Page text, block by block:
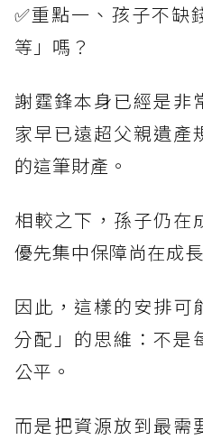
✅重點一、孩子不缺
等」嗎？
謝霆鋒本身已經是非
家早已遠超父親遺產
的這筆財產。
相較之下，孫子仍在
優先集中保障尚在成
因此，這樣的安排可
分配」的思維：不是
公平。
而是把資源放到最需